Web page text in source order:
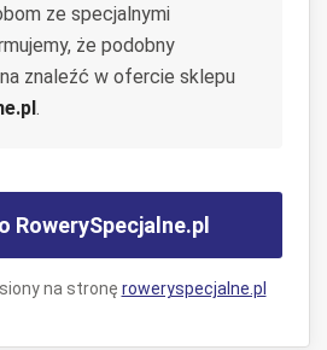
ze specjalnymi
że podobny
znaleźć w ofercie sklepu
.
RowerySpecjalne.pl
na stronę roweryspecjalne.pl